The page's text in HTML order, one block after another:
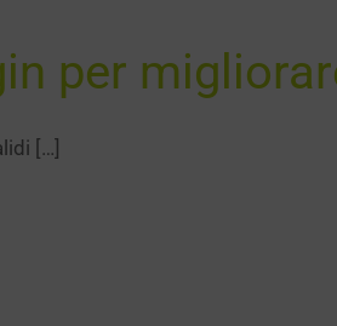
per
[…]